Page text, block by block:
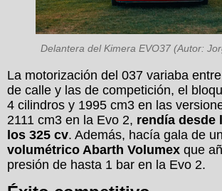
Delantera del Kimera EVO37 (Autor:
La motorización del 037 variaba
de calle y las de competición, el
4 cilindros y 1995 cm3 en las
2111 cm3 en la Evo 2, rendía desde
los 325 cv. Además, hacía gala de un
volumétrico Abarth Volumex que
presión de hasta 1 bar en la Evo 2.